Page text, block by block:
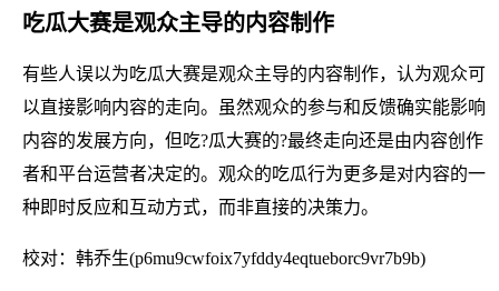
吃瓜大赛是观众主导的内容制作
有些人误以为吃瓜大赛是观众主导的内容制作，认为观众可
以直接影响内容的走向。虽然观众的参与和反馈确实能影响
内容的发展方向，但吃?瓜大赛的?最终走向还是由内容创作
者和平台运营者决定的。观众的吃瓜行为更多是对内容的一
种即时反应和互动方式，而非直接的决策力。
校对：韩乔生(p6mu9cwfoix7yfddy4eqtueborc9vr7b9b)